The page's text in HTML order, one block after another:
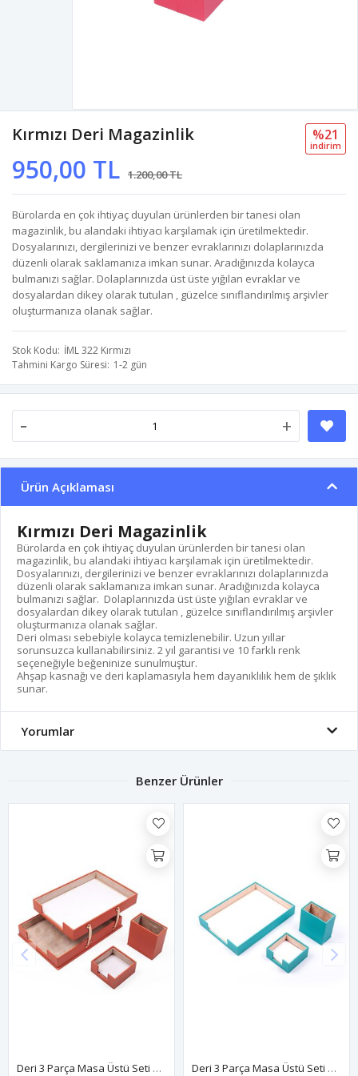
Kırmızı Deri Magazinlik
950,00 TL 1.200,00 TL
%21
i̇ndi̇ri̇m
Bürolarda en çok ihtiyaç duyulan ürünlerden bir tanesi olan
magazinlik, bu alandaki ihtiyacı karşılamak için üretilmektedir.
Dosyalarınızı, dergilerinizi ve benzer evraklarınızı dolaplarınızda
düzenli olarak saklamanıza imkan sunar. Aradığınızda kolayca
bulmanızı sağlar. Dolaplarınızda üst üste yığılan evraklar ve
dosyalardan dikey olarak tutulan , güzelce sınıflandırılmış arşivler
oluşturmanıza olanak sağlar.
Stok Kodu İML 322 Kırmızı
Tahmini Kargo Süresi 1-2 gün
- +
Ürün Açıklaması
Kırmızı Deri Magazinlik
Bürolarda en çok ihtiyaç duyulan ürünlerden bir tanesi olan
magazinlik, bu alandaki ihtiyacı karşılamak için üretilmektedir.
Dosyalarınızı, dergilerinizi ve benzer evraklarınızı dolaplarınızda
düzenli olarak saklamanıza imkan sunar. Aradığınızda kolayca
bulmanızı sağlar. Dolaplarınızda üst üste yığılan evraklar ve
dosyalardan dikey olarak tutulan , güzelce sınıflandırılmış arşivler
oluşturmanıza olanak sağlar.
Deri olması sebebiyle kolayca temizlenebilir. Uzun yıllar
sorunsuzca kullanabilirsiniz. 2 yıl garantisi ve 10 farklı renk
seçeneğiyle beğeninize sunulmuştur.
Ahşap kasnağı ve deri kaplamasıyla hem dayanıklılık hem de şıklık
sunar.
Yorumlar
Benzer Ürünler
Deri 3 Parça Masa Üstü Seti Turuncu Çiftli Evrak Rafı, Kalemlik Ve Notluk Deri 3 Parça Masa Üstü Seti Turkuaz Tekli Evrak Rafı, Kalemlik Ve Notluk